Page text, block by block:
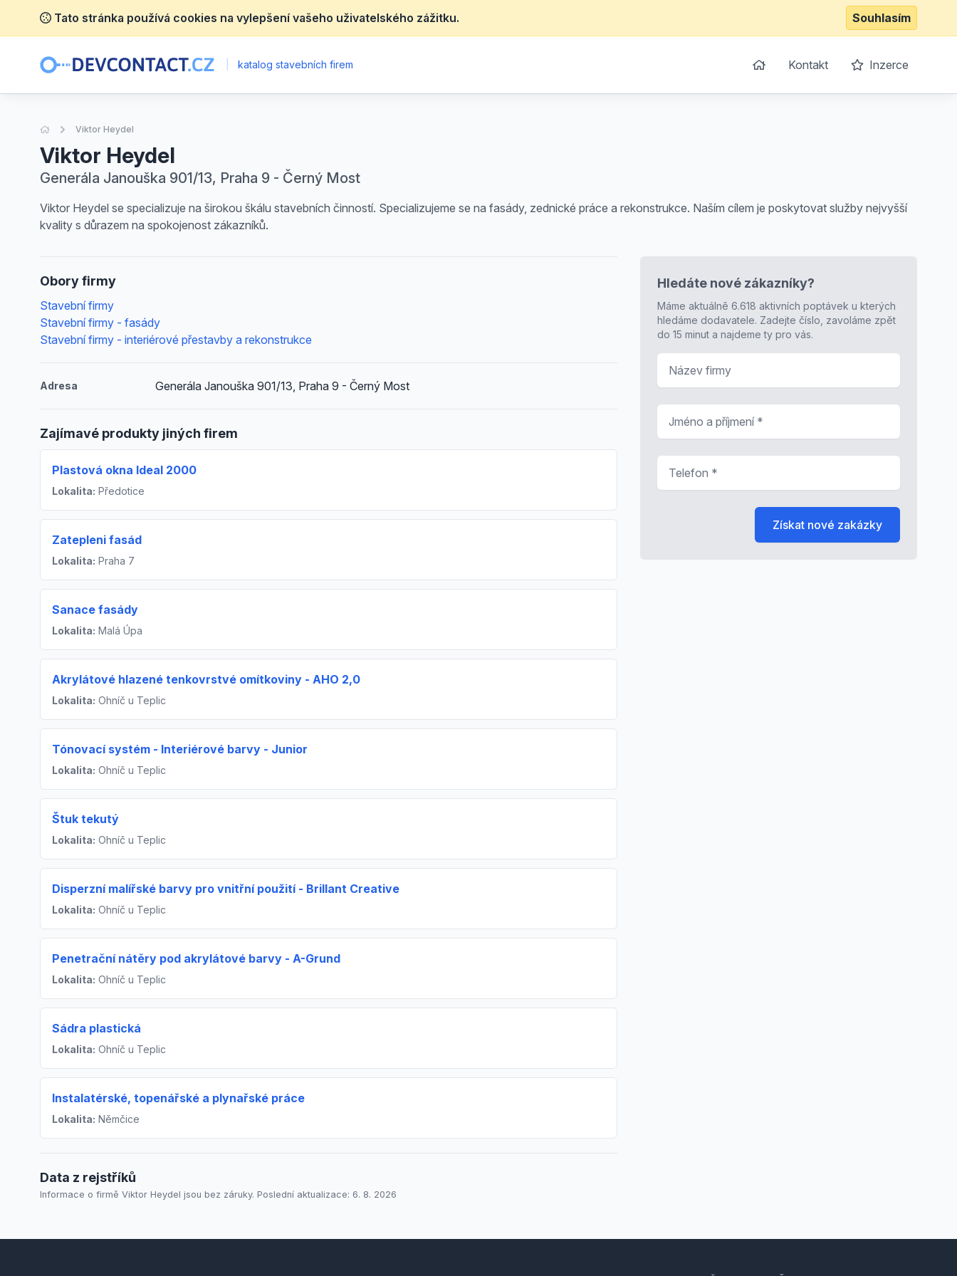
Tato stránka používá cookies na vylepšení vašeho uživatelského zážitku. Souhlasím
katalog stavebních firem Kontakt Inzerce
Úvodní stránka
Viktor Heydel
Viktor Heydel
Generála Janouška 901/13, Praha 9 - Černý Most
Viktor Heydel se specializuje na širokou škálu stavebních činností. Specializujeme se na fasády, zednické práce a rekonstrukce. Naším cílem je poskytovat služby nejvyšší
kvality s důrazem na spokojenost zákazníků.
Obory firmy
Stavební firmy
Stavební firmy - fasády
Stavební firmy - interiérové přestavby a rekonstrukce
Adresa Generála Janouška 901/13, Praha 9 - Černý Most
Zajímavé produkty jiných firem
Plastová okna Ideal 2000
Lokalita: Předotice
Zatepleni fasád
Lokalita: Praha 7
Sanace fasády
Lokalita: Malá Úpa
Akrylátové hlazené tenkovrstvé omítkoviny - AHO 2,0
Lokalita: Ohníč u Teplic
Tónovací systém - Interiérové barvy - Junior
Lokalita: Ohníč u Teplic
Štuk tekutý
Lokalita: Ohníč u Teplic
Disperzní malířské barvy pro vnitřní použití - Brillant Creative
Lokalita: Ohníč u Teplic
Penetrační nátěry pod akrylátové barvy - A-Grund
Lokalita: Ohníč u Teplic
Sádra plastická
Lokalita: Ohníč u Teplic
Instalatérské, topenářské a plynařské práce
Lokalita: Němčice
Data z rejstříků
Informace o firmě Viktor Heydel jsou bez záruky. Poslední aktualizace: 6. 8. 2026
Hledáte nové zákazníky?
Máme aktuálně 6.618 aktivních poptávek u kterých
hledáme dodavatele. Zadejte číslo, zavoláme zpět
do 15 minut a najdeme ty pro vás.
Získat nové zakázky